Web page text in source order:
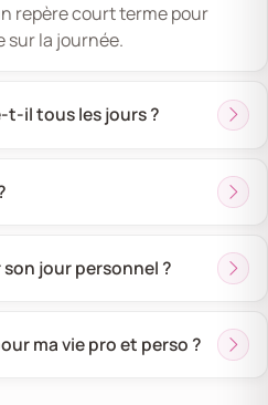
repère court terme pour
sur la journée.
t-il tous les jours ?
jour personnel ?
ma vie pro et perso ?